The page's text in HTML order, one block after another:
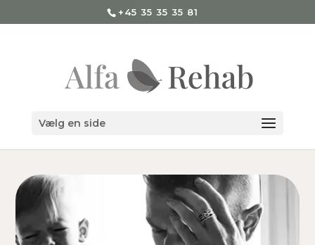
+45 35 35 35 81
Vælg en side